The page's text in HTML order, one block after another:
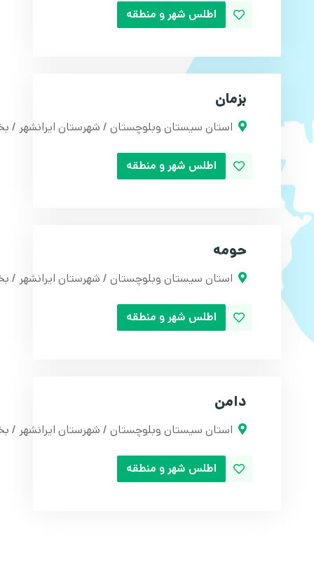
اطلس شهر و منطقه
بزمان
استان سیستان وبلوچستان / شهرستان ایرانشهر /
اطلس شهر و منطقه
حومه
استان سیستان وبلوچستان / شهرستان ایرانشهر
اطلس شهر و منطقه
دامن
استان سیستان وبلوچستان / شهرستان ایرانشهر
اطلس شهر و منطقه